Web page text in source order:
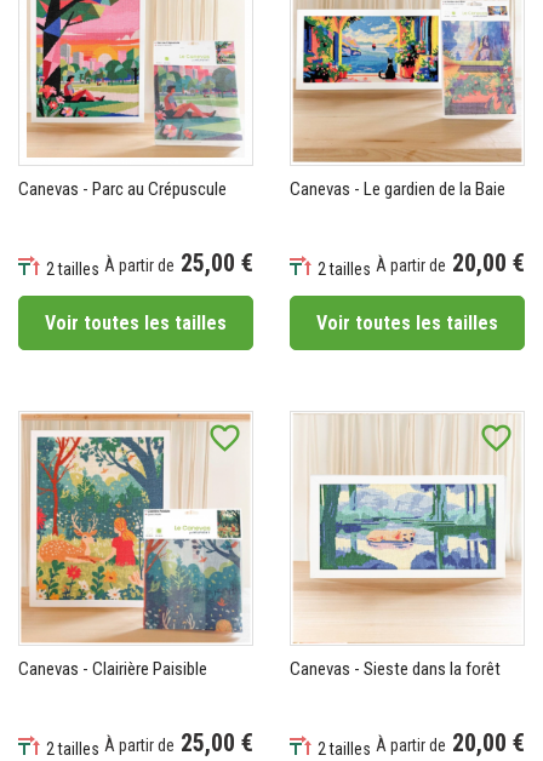
Canevas - Parc au Crépuscule
2 tailles À partir de 25,00 €
Voir toutes les tailles
Canevas - Le gardien de la Baie
2 tailles À partir de 20,00 €
Voir toutes les tailles
favorite_border
Canevas - Clairière Paisible
2 tailles À partir de 25,00 €
favorite_border
Canevas - Sieste dans la forêt
2 tailles À partir de 20,00 €